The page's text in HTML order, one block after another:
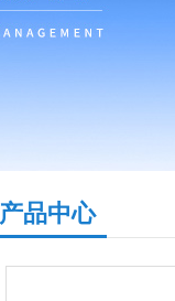
产品中心